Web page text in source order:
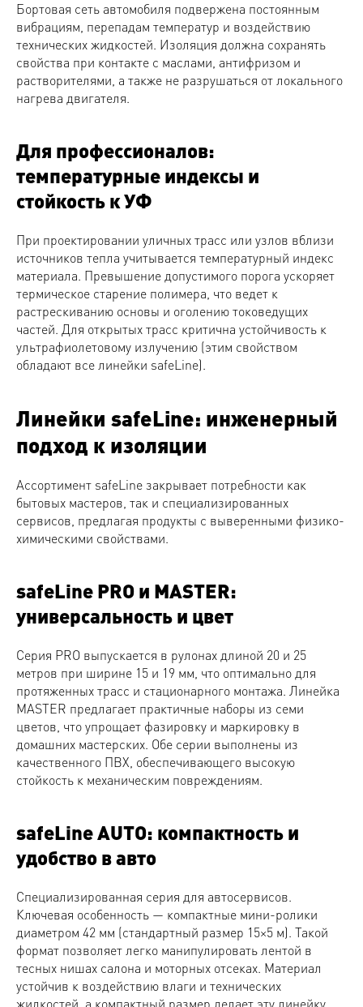
Бортовая сеть автомобиля подвержена постоянным
вибрациям, перепадам температур и воздействию
технических жидкостей. Изоляция должна сохранять
свойства при контакте с маслами, антифризом и
растворителями, а также не разрушаться от локального
нагрева двигателя.
Для профессионалов:
температурные индексы и
стойкость к УФ
При проектировании уличных трасс или узлов вблизи
источников тепла учитывается температурный индекс
материала. Превышение допустимого порога ускоряет
термическое старение полимера, что ведет к
растрескиванию основы и оголению токоведущих
частей. Для открытых трасс критична устойчивость к
ультрафиолетовому излучению (этим свойством
обладают все линейки safeLine).
Линейки safeLine: инженерный
подход к изоляции
Ассортимент safeLine закрывает потребности как
бытовых мастеров, так и специализированных
сервисов, предлагая продукты с выверенными физико-
химическими свойствами.
safeLine PRO и MASTER:
универсальность и цвет
Серия PRO выпускается в рулонах длиной 20 и 25
метров при ширине 15 и 19 мм, что оптимально для
протяженных трасс и стационарного монтажа. Линейка
MASTER предлагает практичные наборы из семи
цветов, что упрощает фазировку и маркировку в
домашних мастерских. Обе серии выполнены из
качественного ПВХ, обеспечивающего высокую
стойкость к механическим повреждениям.
safeLine AUTO: компактность и
удобство в авто
Специализированная серия для автосервисов.
Ключевая особенность — компактные мини-ролики
диаметром 42 мм (стандартный размер 15×5 м). Такой
формат позволяет легко манипулировать лентой в
тесных нишах салона и моторных отсеках. Материал
устойчив к воздействию влаги и технических